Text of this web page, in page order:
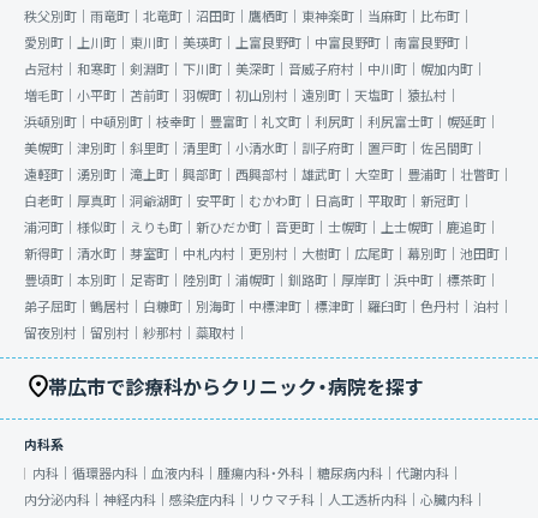
秩父別町｜ 雨竜町｜ 北竜町｜ 沼田町｜ 鷹栖町｜ 東神楽町｜ 当麻町｜ 比布町｜
愛別町｜ 上川町｜ 東川町｜ 美瑛町｜ 上富良野町｜ 中富良野町｜ 南富良野町｜
占冠村｜ 和寒町｜ 剣淵町｜ 下川町｜ 美深町｜ 音威子府村｜ 中川町｜ 幌加内町｜
増毛町｜ 小平町｜ 苫前町｜ 羽幌町｜ 初山別村｜ 遠別町｜ 天塩町｜ 猿払村｜
浜頓別町｜ 中頓別町｜ 枝幸町｜ 豊富町｜ 礼文町｜ 利尻町｜ 利尻富士町｜ 幌延町｜
美幌町｜ 津別町｜ 斜里町｜ 清里町｜ 小清水町｜ 訓子府町｜ 置戸町｜ 佐呂間町｜
遠軽町｜ 湧別町｜ 滝上町｜ 興部町｜ 西興部村｜ 雄武町｜ 大空町｜ 豊浦町｜ 壮瞥町｜
白老町｜ 厚真町｜ 洞爺湖町｜ 安平町｜ むかわ町｜ 日高町｜ 平取町｜ 新冠町｜
浦河町｜ 様似町｜ えりも町｜ 新ひだか町｜ 音更町｜ 士幌町｜ 上士幌町｜ 鹿追町｜
新得町｜ 清水町｜ 芽室町｜ 中札内村｜ 更別村｜ 大樹町｜ 広尾町｜ 幕別町｜ 池田町｜
豊頃町｜ 本別町｜ 足寄町｜ 陸別町｜ 浦幌町｜ 釧路町｜ 厚岸町｜ 浜中町｜ 標茶町｜
弟子屈町｜ 鶴居村｜ 白糠町｜ 別海町｜ 中標津町｜ 標津町｜ 羅臼町｜ 色丹村｜ 泊村｜
留夜別村｜ 留別村｜ 紗那村｜ 蘂取村｜
帯広市で診療科からクリニック・病院を探す
内科系
内科｜ 循環器内科｜ 血液内科｜ 腫瘍内科・外科｜ 糖尿病内科｜ 代謝内科｜
内分泌内科｜ 神経内科｜ 感染症内科｜ リウマチ科｜ 人工透析内科｜ 心臓内科｜